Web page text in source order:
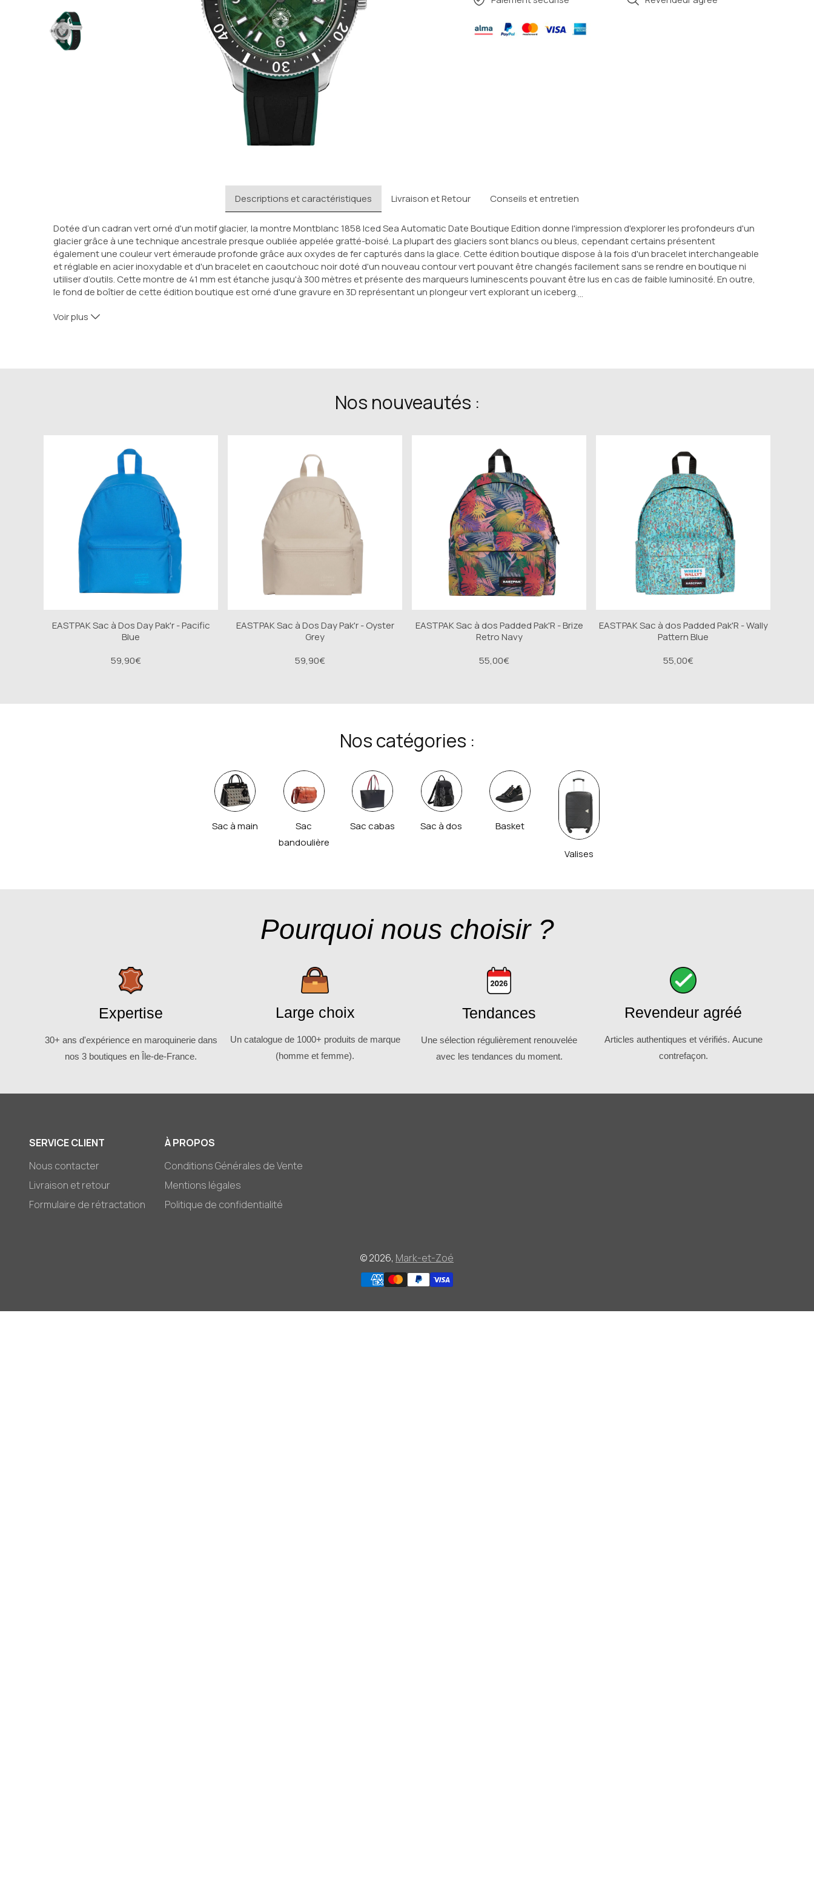
Descriptions et caractéristiques Livraison et Retour Conseils et entretien
Dotée d’un cadran vert orné d'un motif glacier, la montre Montblanc 1858 Iced Sea Automatic Date Boutique Edition donne l'impression d'explorer les profondeurs d'un
glacier grâce à une technique ancestrale presque oubliée appelée gratté-boisé. La plupart des glaciers sont blancs ou bleus, cependant certains présentent
également une couleur vert émeraude profonde grâce aux oxydes de fer capturés dans la glace. Cette édition boutique dispose à la fois d'un bracelet interchangeable
et réglable en acier inoxydable et d'un bracelet en caoutchouc noir doté d'un nouveau contour vert pouvant être changés facilement sans se rendre en boutique ni
utiliser d’outils. Cette montre de 41 mm est étanche jusqu'à 300 mètres et présente des marqueurs luminescents pouvant être lus en cas de faible luminosité. En outre,
le fond de boîtier de cette édition boutique est orné d'une gravure en 3D représentant un plongeur vert explorant un iceberg.
LUNETTE : Lunette rotative unidirectionnelle
FORME DU CRISTAL : Bombée
DESCRIPTION DU CRISTAL : Verre bombé avec double traitement antireflet
TYPE DE CRISTAL : Saphir
COURONNE : Vissée et crantée en acier inoxydable, ornée de l’emblème Montblanc en relief
DISTANCE ENTRE LES BARRETTES : 20 mm
COULEUR DE LA LUNETTE : Noir
ÉTANCHE : 30 bar (300 m) bar
COMPOSITION DE L’ARRIÈRE DU BOÎTIER : Boîtier en acier inoxydable
COULEUR DU BRACELET : Noir
DIAMÈTRE DU BOÎTIER : 41 mm
COMPOSITION DE LA LUNETTE : Stainless steel and ceramic
…
Voir plus
Nos nouveautés :
EASTPAK Sac à Dos Day Pak'r - Pacific
Blue
59,90€
EASTPAK Sac à Dos Day Pak'r - Oyster
Grey
59,90€
EASTPAK Sac à dos Padded Pak'R - Brize
Retro Navy
55,00€
EASTPAK Sac à dos Padded Pak'R - Wally
Pattern Blue
55,00€
Nos catégories :
Sac à main
Sac
bandoulière
Sac cabas Sac à dos Basket
Valises
Pourquoi nous choisir ?
Expertise
30+ ans d'expérience en maroquinerie dans
nos 3 boutiques en Île-de-France.
Large choix
Un catalogue de 1000+ produits de marque
(homme et femme).
Tendances
Une sélection régulièrement renouvelée
avec les tendances du moment.
Revendeur agréé
Articles authentiques et vérifiés. Aucune
contrefaçon.
SERVICE CLIENT
Nous contacter
Livraison et retour
Formulaire de rétractation
À PROPOS
Conditions Générales de Vente
Mentions légales
Politique de confidentialité
© 2026, Mark-et-Zoé
Moyens
paiement